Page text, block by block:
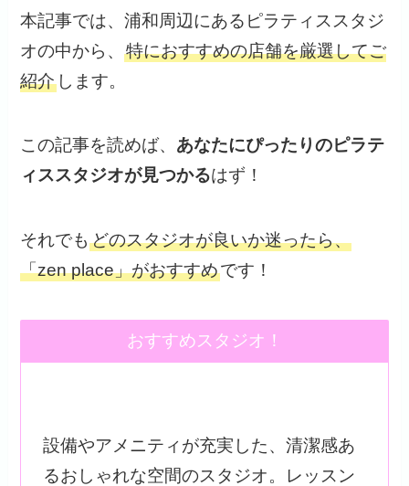
本記事では、浦和周辺にあるピラティススタジ
オの中から、特におすすめの店舗を厳選してご
紹介 します。
この記事を読めば、 あなたにぴったりのピラテ
ィススタジオが見つかるはず！
それでもどのスタジオが良いか迷ったら、
「zen place」がおすすめです！
おすすめスタジオ！
設備やアメニティが充実した、清潔感あ
るおしゃれな空間のスタジオ。レッスン